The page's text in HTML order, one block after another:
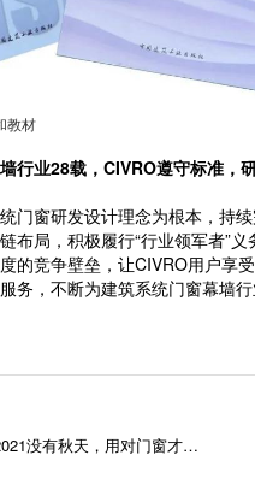
教材
行业28载，CIVRO遵守标准，
门窗研发设计理念为根本，持
布局，积极履行“行业领军者”
的竞争壁垒，让CIVRO用户享
务，不断为建筑系统门窗幕墙
天，用对门窗才知道家里可以这么暖！